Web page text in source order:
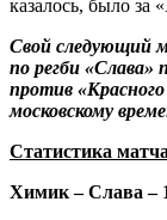
казалось, было за
Свой следующий
по регби «Слава»
против
московскому
Статистика матча
Химик – Слава –